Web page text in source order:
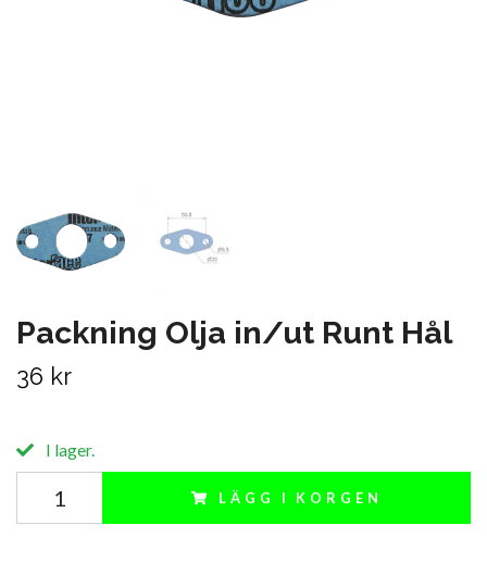
Packning Olja in/ut Runt Hål
36 kr
I lager.
LÄGG I KORGEN